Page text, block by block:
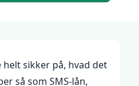
sikker på, hvad det
så som SMS-lån,